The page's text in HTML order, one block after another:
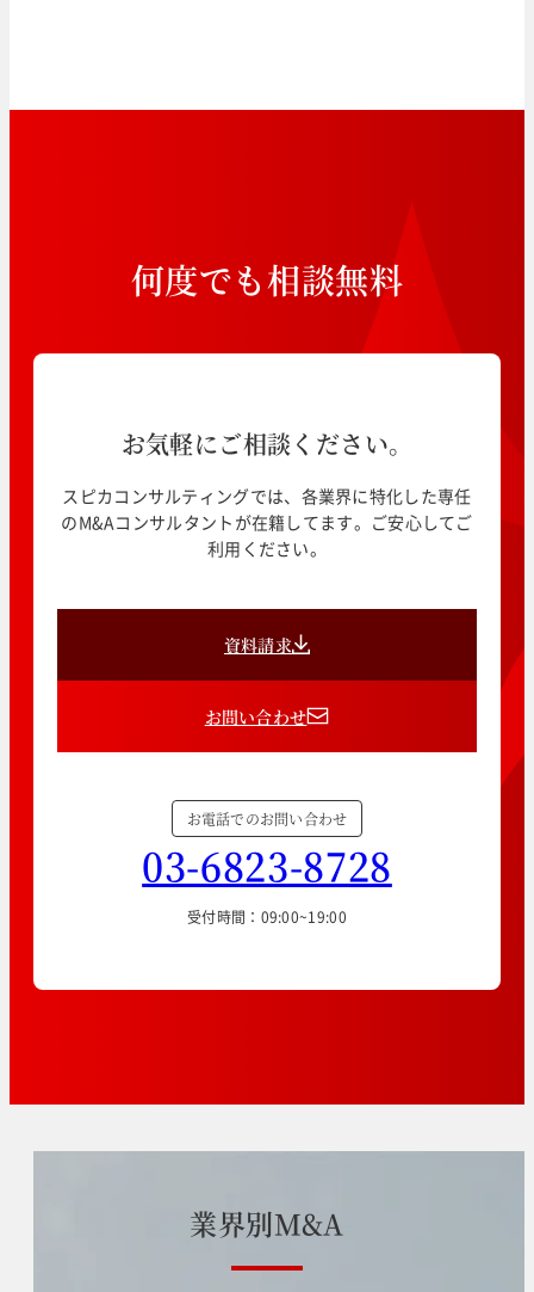
何度でも相談無料
お気軽にご相談ください。
スピカコンサルティングでは、各業界に特化した専任
のM&Aコンサルタントが在籍してます。ご安心してご
利用ください。
資料請求
お問い合わせ
お電話でのお問い合わせ
03-6823-8728
受付時間：09:00~19:00
業界別M&A